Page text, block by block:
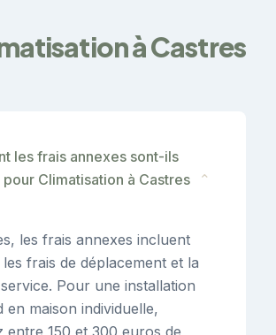
à Castres
les frais annexes sont-ils
Climatisation à Castres
⌄
les frais annexes incluent
frais de déplacement et la
Pour une installation
en maison individuelle,
entre 150 et 300 euros de